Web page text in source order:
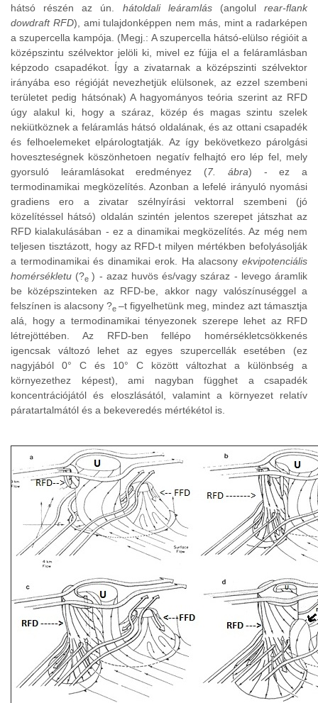
hátsó részén az ún. hátoldali leáramlás(angolulrear-flank
dowdraft RFD), ami tulajdonképpen nem más, mint a radarképen
a szupercella kampója. (Megj.: A szupercella hátsó-elülso régióit a
középszintu szélvektor jelöli ki, mivel ez fújja el a feláramlásban
képzodo csapadékot. Így a zivatarnak a középszinti szélvektor
irányába eso régióját nevezhetjük elülsonek, az ezzel szembeni
területet pedig hátsónak) A hagyományos teória szerint az RFD
úgy alakul ki, hogy a száraz, közép és magas szintu szelek
nekiütköznek a feláramlás hátsó oldalának, és az ottani csapadék
és felhoelemeket elpárologtatják. Az így bekövetkezo párolgási
hoveszteségnek köszönhetoen negatív felhajtó ero lép fel, mely
gyorsuló leáramlásokat eredményez (7. ábra) - ez a
termodinamikai megközelítés. Azonban a lefelé irányuló nyomási
gradiens ero a zivatar szélnyírási vektorral szembeni (jó
közelítéssel hátsó) oldalán szintén jelentos szerepet játszhat az
RFD kialakulásában - ez a dinamikai megközelítés. Az még nem
teljesen tisztázott, hogy az RFD-t milyen mértékben befolyásolják
a termodinamikai és dinamikai erok. Ha alacsony ekvipotenciális
homérsékletu (?e ) - azaz huvös és/vagy száraz - levego áramlik
be középszinteken az RFD-be, akkor nagy valószínuséggel a
felszínen is alacsony ?e –t figyelhetünk meg, mindez azt támasztja
alá, hogy a termodinamikai tényezonek szerepe lehet az RFD
létrejöttében. Az RFD-ben fellépo homérsékletcsökkenés
igencsak változó lehet az egyes szupercellák esetében (ez
nagyjából 0° C és 10° C között változhat a különbség a
környezethez képest), ami nagyban függhet a csapadék
koncentrációjától és eloszlásától, valamint a környezet relatív
páratartalmától és a bekeveredés mértékétol is.